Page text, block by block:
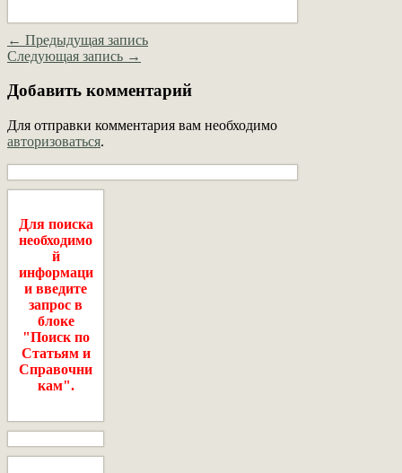
← Предыдущая запись
Следующая запись →
Добавить комментарий
Для отправки комментария вам необходимо
авторизоваться.
Для поиска
необходимо
й
информаци
и введите
запрос в
блоке
"Поиск по
Статьям и
Справочни
кам".